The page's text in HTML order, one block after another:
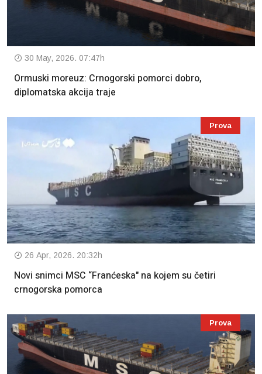
30 May, 2026. 07:47h
Ormuski moreuz: Crnogorski pomorci dobro,
diplomatska akcija traje
Prova
26 Apr, 2026. 20:32h
Novi snimci MSC “Franćeska" na kojem su četiri
crnogorska pomorca
Prova